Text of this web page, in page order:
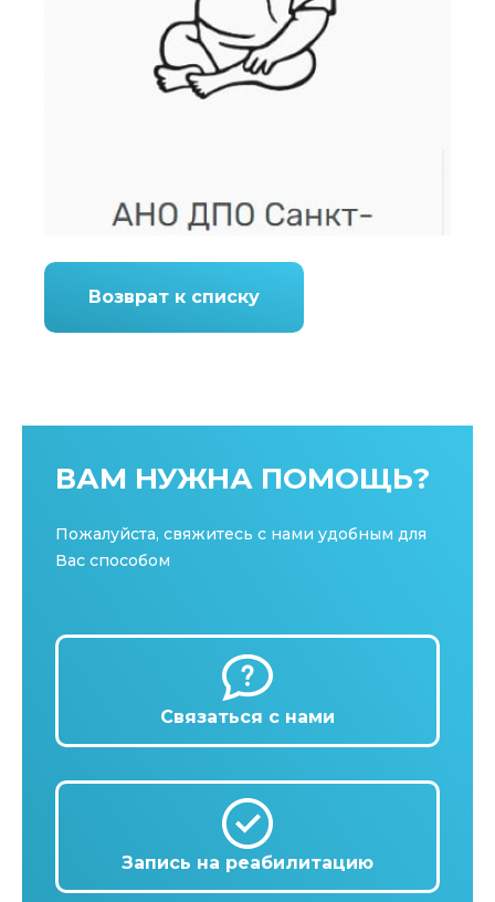
Возврат к списку
ВАМ НУЖНА ПОМОЩЬ?
Пожалуйста, свяжитесь с нами удобным для
Вас способом
Связаться с нами
Запись на реабилитацию